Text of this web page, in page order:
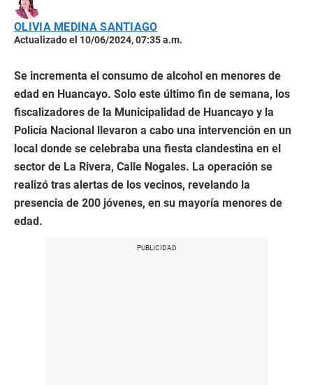
OLIVIA MEDINA SANTIAGO
Actualizado el 10/06/2024, 07:35 a.m.
Se incrementa el consumo de alcohol en menores de
edad en Huancayo. Solo este último fin de semana, los
fiscalizadores de la Municipalidad de Huancayo y la
Policía Nacional llevaron a cabo una intervención en un
local donde se celebraba una fiesta clandestina en el
sector de La Rivera, Calle Nogales. La operación se
realizó tras alertas de los vecinos, revelando la
presencia de 200 jóvenes, en su mayoría menores de
edad.